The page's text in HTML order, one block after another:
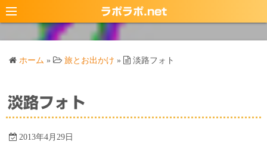
コ
ン
ス
キ
ラポラポ.net
ホーム » 旅とお出かけ » 淡路フォト
淡路フォト
2013年4月29日